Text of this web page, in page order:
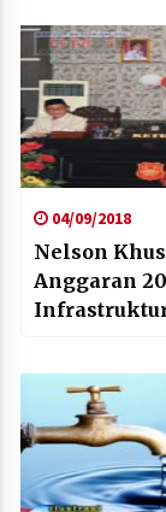
04/09/2018
Nelson
Anggaran